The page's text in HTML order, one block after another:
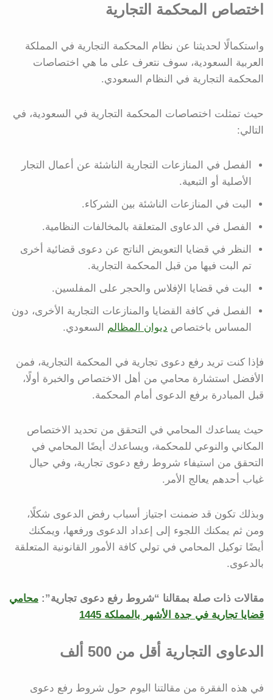
اختصاص المحكمة التجارية
واستكمالًا لحديثنا عن نظام المحكمة التجارية في المملكة
العربية السعودية، سوف نتعرف على ما هي اختصاصات
المحكمة التجارية في النظام السعودي.
حيث تمثلت اختصاصات المحكمة التجارية في السعودية، في
التالي:
الفصل في المنازعات التجارية الناشئة عن أعمال التجار
الأصلية أو التبعية.
البت في المنازعات الناشئة بين الشركاء.
الفصل في الدعاوى المتعلقة بالمخالفات النظامية.
النظر في قضايا التعويض الناتج عن دعوى قضائية أخرى
تم البت فيها من قبل المحكمة التجارية.
البت في قضايا الإفلاس والحجر على المفلسين.
الفصل في كافة القضايا والمنازعات التجارية الأخرى، دون
المساس باختصاص ديوان المظالم السعودي.
فإذا كنت تريد رفع دعوى تجارية في المحكمة التجارية، فمن
الأفضل استشارة محامي من أهل الاختصاص والخبرة أولًا،
قبل المبادرة برفع الدعوى أمام المحكمة.
حيث يساعدك المحامي في التحقق من تحديد الاختصاص
المكاني والنوعي للمحكمة، ويساعدك أيضًا المحامي في
التحقق من استيفاء شروط رفع دعوى تجارية، وفي حيال
غياب أحدهم يعالج الأمر.
وبذلك تكون قد ضمنت اجتياز أسباب رفض الدعوى شكلًا،
ومن ثم يمكنك اللجوء إلى إعداد الدعوى ورفعها، ويمكنك
أيضًا توكيل المحامي في تولي كافة الأمور القانونية المتعلقة
بالدعوى.
مقالات ذات صلة بمقالنا “شروط رفع دعوى تجارية”: محامي
قضايا تجارية في جدة الأشهر بالمملكة 1445
الدعاوى التجارية أقل من 500 ألف
في هذه الفقرة من مقالتنا اليوم حول شروط رفع دعوى